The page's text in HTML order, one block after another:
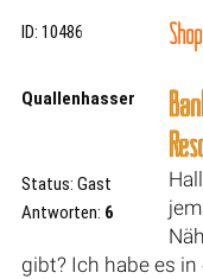
ID: 10486
Quallenhasser
Status: Gast
Antworten: 6
gibt? Ich habe es